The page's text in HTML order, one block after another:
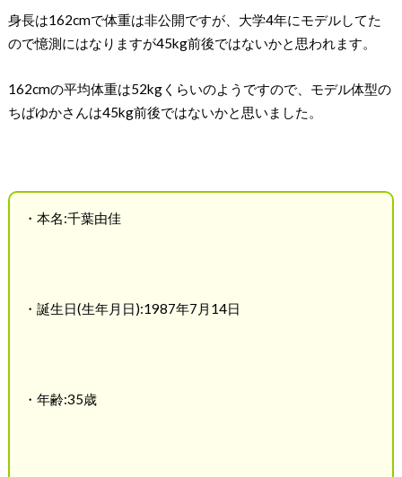
身長は162cmで体重は非公開ですが、大学4年にモデルしてた
ので憶測にはなりますが45kg前後ではないかと思われます。
162cmの平均体重は52kgくらいのようですので、モデル体型の
ちばゆかさんは45kg前後ではないかと思いました。
・本名:千葉由佳
・誕生日(生年月日):1987年7月14日
・年齢:35歳